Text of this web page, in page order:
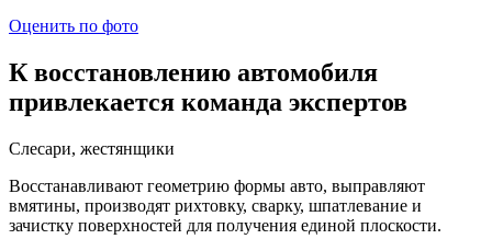
Оценить по фото
К восстановлению автомобиля
привлекается команда экспертов
Слесари, жестянщики
Восстанавливают геометрию формы авто, выправляют
вмятины, производят рихтовку, сварку, шпатлевание и
зачистку поверхностей для получения единой плоскости.